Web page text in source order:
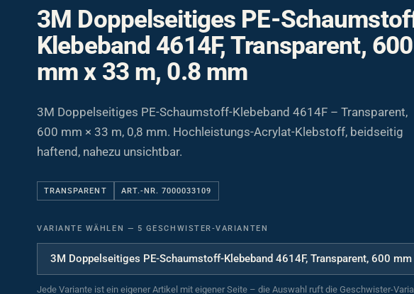
3M Doppelseitiges PE-
Klebeband 4614F, Transparent, 600
mm x 33 m, 0.8 mm
3M Doppelseitiges PE-Schaumstoff-Klebeband 4614F – Transparent,
600 mm × 33 m, 0,8 mm. Hochleistungs-Acrylat-Klebstoff, beidseitig
haftend, nahezu unsichtbar.
TRANSPARENT ART.-NR. 7000033109
VARIANTE WÄHLEN 5 GESCHWISTER-VARIANTEN
Jede Variante ist ein eigener Artikel mit eigener Seite – die Auswahl ruft die Geschwister-